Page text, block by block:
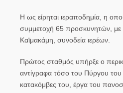
Η ως είρηται ιεραποδημία, η
συμμετοχή 65 προσκυνητών, με
Καϊμακάμη, συνοδεία ιερέων.
Πρώτος σταθμός υπήρξε ο
αντίγραφα τόσο του Πύργου
κατακόμβες του, έργα του